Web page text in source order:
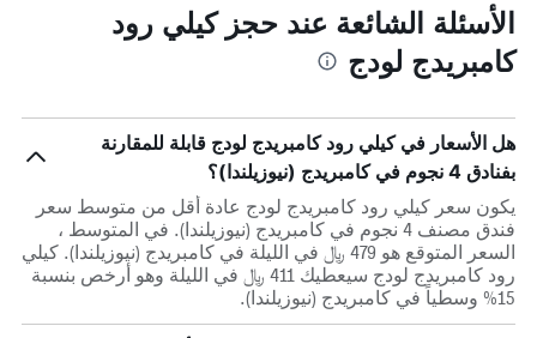
الأسئلة الشائعة عند حجز كيلي رود
كامبريدج لودج
هل الأسعار في كيلي رود كامبريدج لودج قابلة للمقارنة
بفنادق 4 نجوم في كامبريدج (نيوزيلندا)؟
يكون سعر كيلي رود كامبريدج لودج عادة أقل من متوسط ​​سعر
فندق مصنف 4 نجوم في كامبريدج (نيوزيلندا). في المتوسط ،
السعر المتوقع هو 479 ﷼ في الليلة في كامبريدج (نيوزيلندا). كيلي
رود كامبريدج لودج سيعطيك 411 ﷼ في الليلة وهو أرخص بنسبة
15% وسطياً في كامبريدج (نيوزيلندا).